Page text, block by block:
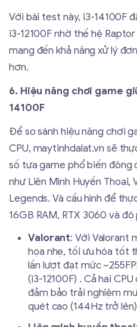
Với bài test này, i3-14100F
i3-12100F nhờ thế hệ
mang đến khả năng xử lý
hơn.
6. Hiệu năng chơi game
14100F
Để so sánh hiệu năng chơi
CPU, maytinhdalat.vn sẽ
số tựa game phổ biến đông
như Liên Mình Huyền Thoại,
Legends. Và cấu hình để
16GB RAM, RTX 3060 và
Valorant: Với Valorant
họa nhẹ, tối ưu hóa tốt
lần lượt đạt mức
(i3-12100F) . Cả hai
đảm bảo trải nghiệm
quét cao (144Hz trở